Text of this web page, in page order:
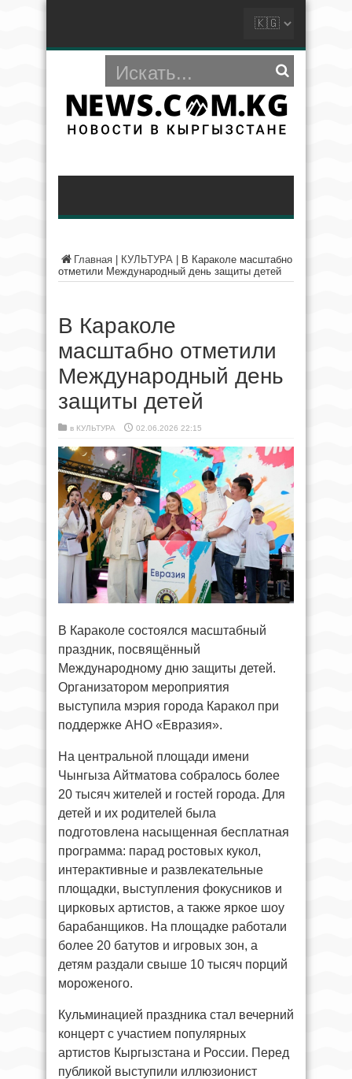
Главная КУЛЬТУРА
В Караколе масштабно
отметили Международный день защиты детей
В Караколе
масштабно отметили
Международный день
защиты детей
в КУЛЬТУРА 02.06.2026 22:15
В Караколе состоялся масштабный
праздник, посвящённый
Международному дню защиты детей.
Организатором мероприятия
выступила мэрия города Каракол при
поддержке АНО «Евразия».
На центральной площади имени
Чынгыза Айтматова собралось более
20 тысяч жителей и гостей города. Для
детей и их родителей была
подготовлена насыщенная бесплатная
программа: парад ростовых кукол,
интерактивные и развлекательные
площадки, выступления фокусников и
цирковых артистов, а также яркое шоу
барабанщиков. На площадке работали
более 20 батутов и игровых зон, а
детям раздали свыше 10 тысяч порций
мороженого.
Кульминацией праздника стал вечерний
концерт с участием популярных
артистов Кыргызстана и России. Перед
публикой выступили иллюзионист